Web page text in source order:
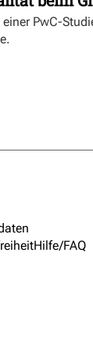
PwC-
Hilfe/FAQ